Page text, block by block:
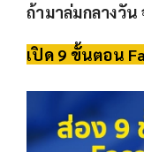
ถ้ามาล่มกลางวั
เปิด 9 ขั้นตอน